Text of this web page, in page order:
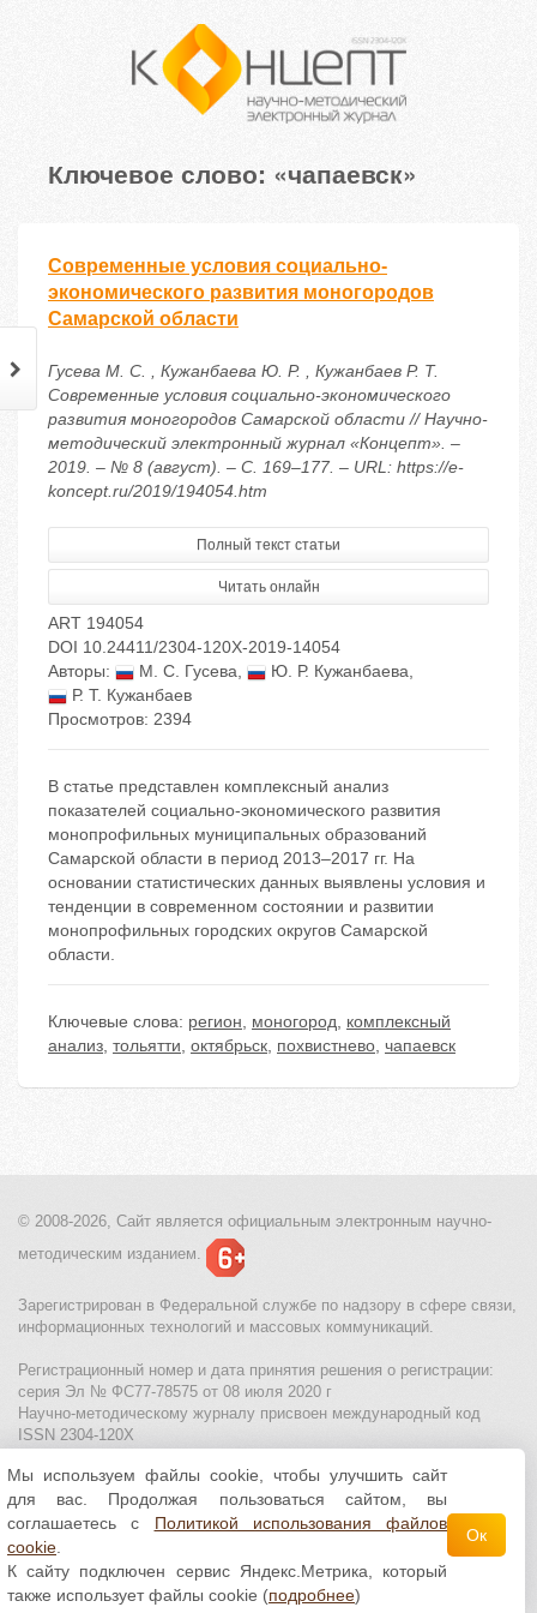
Ключевое слово: «чапаевск»
Современные условия социально-
экономического развития моногородов
Самарской области
Гусева М. С. , Кужанбаева Ю. Р. , Кужанбаев Р. Т.
Современные условия социально-экономического
развития моногородов Самарской области // Научно-
методический электронный журнал «Концепт». –
2019. – № 8 (август). – С. 169–177. – URL: https://e-
koncept.ru/2019/194054.htm
Полный текст статьи
Читать онлайн
ART 194054
DOI 10.24411/2304-120X-2019-14054
Авторы:
М. С. Гусева, Ю. Р. Кужанбаева,
Р. Т. Кужанбаев
Просмотров: 2394
В статье представлен комплексный анализ
показателей социально-экономического развития
монопрофильных муниципальных образований
Самарской области в период 2013–2017 гг. На
основании статистических данных выявлены условия и
тенденции в современном состоянии и развитии
монопрофильных городских округов Самарской
области.
Ключевые слова: регион, моногород, комплексный
анализ, тольятти, октябрьск, похвистнево, чапаевск
© 2008-2026, Сайт является официальным электронным научно-
методическим изданием.
Зарегистрирован в Федеральной службе по надзору в сфере связи,
информационных технологий и массовых коммуникаций.
Регистрационный номер и дата принятия решения о регистрации:
серия Эл № ФС77-78575 от 08 июля 2020 г
Научно-методическому журналу присвоен международный код
ISSN 2304-120X
МЦИТО|Школьные олимпиады и онлайн конкурсы для детей
Политика использования файлов cookie| Политика обработки и
защиты персональных данных
Все материалы доступны полицензии Creative
Commons С указанием авторства 4.0 Всемирная
Мы используем файлы cookie, чтобы улучшить сайт
для вас. Продолжая пользоваться сайтом, вы
соглашаетесь с Политикой использования файлов
cookie
К сайту подключен сервис Яндекс.Метрика, который
также использует файлы cookie (подробнее)
Ок